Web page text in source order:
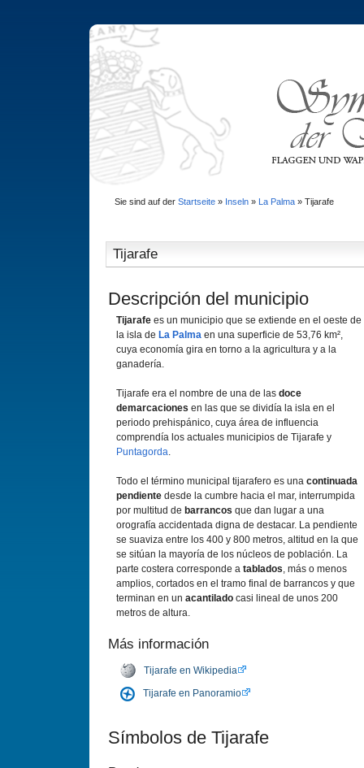
Sie sind auf der Startseite» Inseln» La Palma» Tijarafe
Tijarafe
Descripción del municipio
Tijarafe es un municipio que se extiende en el oeste de
la isla de La Palma en una superficie de 53,76 km²,
cuya economía gira en torno a la agricultura y a la
ganadería.
Tijarafe era el nombre de una de las doce
demarcaciones en las que se dividía la isla en el
periodo prehispánico, cuya área de influencia
comprendía los actuales municipios de Tijarafe y
Puntagorda.
Todo el término municipal tijarafero es una continuada
pendiente desde la cumbre hacia el mar, interrumpida
por multitud de barrancos que dan lugar a una
orografía accidentada digna de destacar. La pendiente
se suaviza entre los 400 y 800 metros, altitud en la que
se sitúan la mayoría de los núcleos de población. La
parte costera corresponde a tablados, más o menos
amplios, cortados en el tramo final de barrancos y que
terminan en un acantilado casi lineal de unos 200
metros de altura.
Más información
Tijarafe en Wikipedia
Tijarafe en Panoramio
Símbolos de Tijarafe